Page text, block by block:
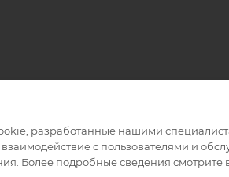
магазин
разработанные нашими
взаимодействие с пользователями и
Более подробные сведения смотрите